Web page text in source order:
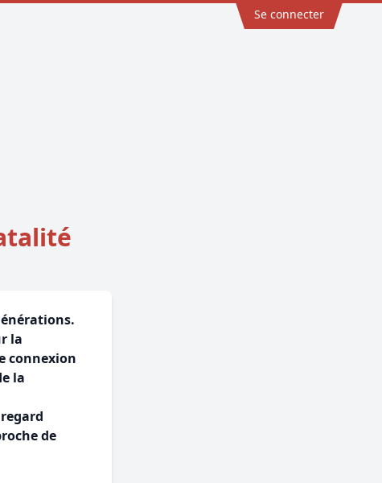
Se connecter
la
connexion
la
de